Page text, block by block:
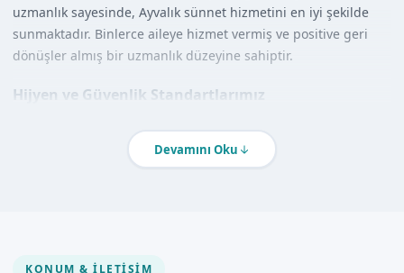
uzmanlık sayesinde, Ayvalık sünnet hizmetini en iyi şekilde
sunmaktadır. Binlerce aileye hizmet vermiş ve positive geri
dönüşler almış bir uzmanlık düzeyine sahiptir.
Hijyen ve Güvenlik Standartlarımız
standartlarına özen gösteriyoruz. Steril ortamda yapılan
işlemler, çocuğunuzun sağlığını güvence altına alır.
Devamını Oku
KONUM & İLETIŞIM